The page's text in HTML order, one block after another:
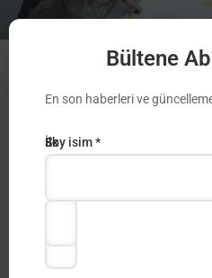
Διαχείριση Σχεδίων
European Solidarity Corps
Bültene
En son haberleri ve
E-
İlk
Soy isim *